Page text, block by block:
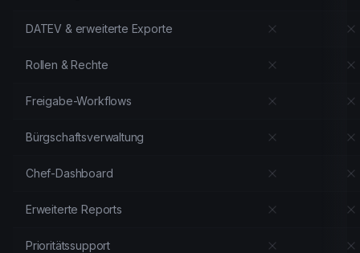
DATEV & erweiterte Exporte
Rollen & Rechte
Freigabe-Workflows
Bürgschaftsverwaltung
Chef-Dashboard
Erweiterte Reports
Prioritätssupport